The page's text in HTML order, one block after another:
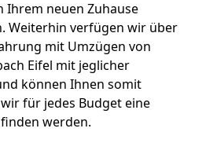
Ihrem neuen Zuhause
Weiterhin verfügen wir über
mit Umzügen von
Eifel mit jeglicher
können Ihnen somit
für jedes Budget eine
werden.